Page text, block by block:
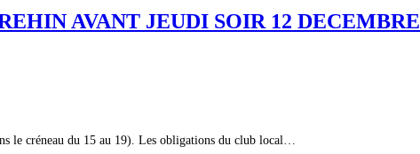
AVANT JEUDI SOIR 12 DECEMBRE
le créneau du 15 au 19). Les obligations du club local…